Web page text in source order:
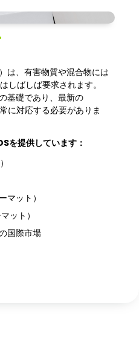
は、有害物質や混合物には
しばしば要求されます。
基礎であり、最新の
に対応する必要がありま
を提供しています：
マット）
ット）
国際市場